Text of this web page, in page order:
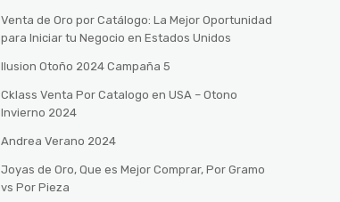
Venta de Oro por Catálogo: La Mejor Oportunidad
para Iniciar tu Negocio en Estados Unidos
Ilusion Otoño 2024 Campaña 5
Cklass Venta Por Catalogo en USA – Otono
Invierno 2024
Andrea Verano 2024
Joyas de Oro, Que es Mejor Comprar, Por Gramo
vs Por Pieza